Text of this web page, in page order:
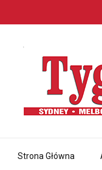
Strona Główna